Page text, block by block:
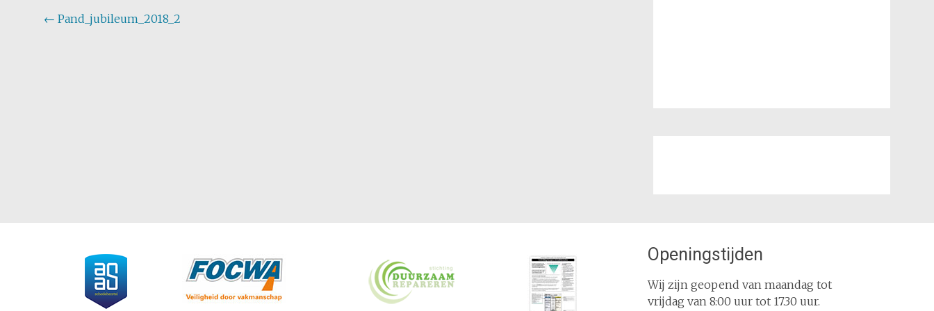
Post
← Pand_jubileum_2018_2
Openingstijden
Wij zijn geopend van maandag tot
vrijdag van 8:00 uur tot 17.30 uur.